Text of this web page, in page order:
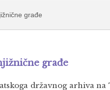
građe
građe
državnog arhiva